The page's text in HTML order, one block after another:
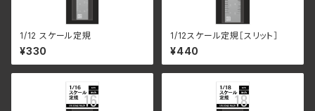
1/12 スケール定規
¥330
1/12スケール定規［スリット］
¥440